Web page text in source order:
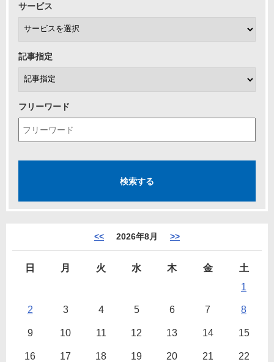
サービス
記事指定
フリーワード
<< 2026年8月 >>
日 月 火 水 木 金
土
1
2 3 4 5 6 7 8
9 10 11 12 13 14 15
16 17 18 19 20 21 22